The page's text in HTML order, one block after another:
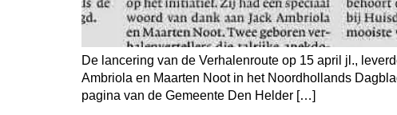
De lancering van de Verhalenroute op 15 april jl.,
Ambriola en Maarten Noot in het Noordhollands
pagina van de Gemeente Den Helder […]